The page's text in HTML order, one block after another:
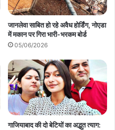
जानलेवा साबित हो रहे अवैध होर्डिंग, नोएडा
में मकान पर गिरा भारी-भरकम बोर्ड
05/06/2026
गाजियाबाद की दो बेटियों का अद्भुत त्याग: